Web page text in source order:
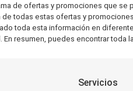
de ofertas y promociones que
todas estas ofertas y
toda esta información en
En resumen, puedes encontrar
Servicios